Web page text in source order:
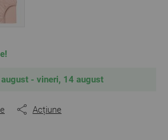
- vineri, 14 august
Acțiune